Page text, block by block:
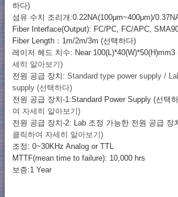
하다)
섬유 수치 조리개:0.22NA(100μm~400μm)/
Fiber Interface(Output): FC/PC, FC/APC,
Fiber Length：1m/2m/3m (선택하다)
레이저 헤드 치수: Near 100(L)*40(W)*50(H)mm3
세히 알아보기)
전원 공급 장치: Standard type power supply /
supply (선택하다)
전원 공급 장치-1:Standard Power Supply (선택
여 자세히 알아보기)
전원 공급 장치-2: Lab 조정 가능한 전원 공급 장
클릭하여 자세히 알아보기)
조정: 0~30KHz Analog or TTL
MTTF(mean time to failure): 10,000 hrs
보증:1 Year